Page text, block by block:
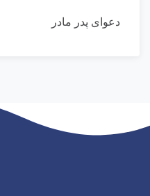
دعوای پدر مادر